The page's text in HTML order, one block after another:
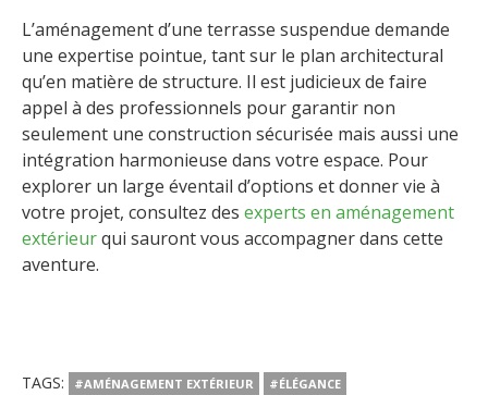
L’aménagement d’une terrasse suspendue demande
une expertise pointue, tant sur le plan architectural
qu’en matière de structure. Il est judicieux de faire
appel à des professionnels pour garantir non
seulement une construction sécurisée mais aussi une
intégration harmonieuse dans votre espace. Pour
explorer un large éventail d’options et donner vie à
votre projet, consultez des experts en aménagement
extérieurqui sauront vous accompagner dans cette
aventure.
TAGS: #AMÉNAGEMENT EXTÉRIEUR
#ÉLÉGANCE